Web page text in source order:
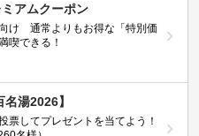
アムクーポン
け 通常よりもお得な「特別価
喫できる！
名湯2026】
票してプレゼントを当てよう！